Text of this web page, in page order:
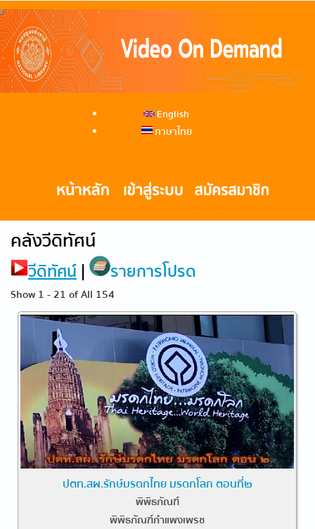
English
ภาษาไทย
คลังวีดิทัศน์
วีดิทัศน์ | รายการโปรด
Show 1 - 21 of All 154
ปตท.สผ.รักษ์มรดกไทย มรดกโลก ตอนที่๒
พิพิธภัณฑ์
พิพิธภัณฑ์กำแพงเพรช